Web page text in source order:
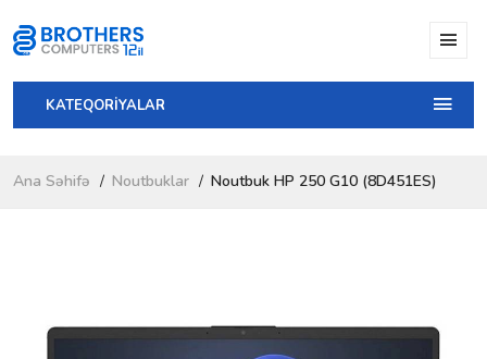
KATEQORİYALAR
Ana Səhifə Noutbuklar Noutbuk HP 250 G10 (8D451ES)